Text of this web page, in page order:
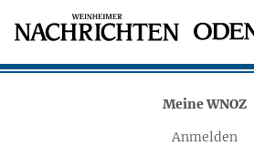
Meine WNOZ
Anmelden